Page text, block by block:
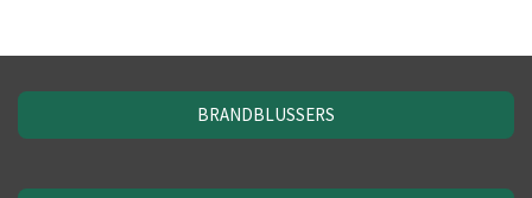
BRANDBLUSSERS